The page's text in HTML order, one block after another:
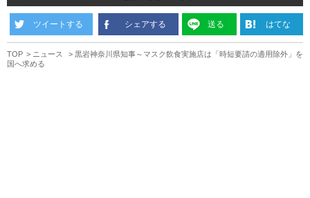
ツイートする シェアする 送る はてな
TOP ニュース
黒岩神奈川県知事～マスク飲食実施店は「時短要請の適用除外」を
国へ求める